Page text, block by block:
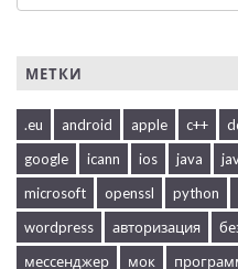
МЕТКИ
.eu android apple c++
google
icann ios java
microsoft
openssl python
wordpress
авторизация
мессенджер
мок